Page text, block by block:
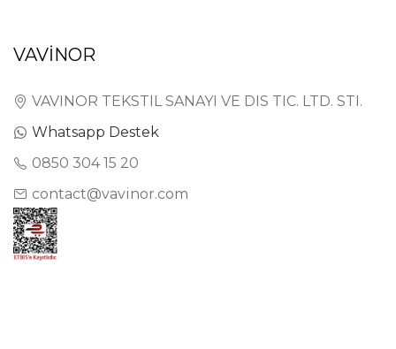
VAVİNOR
VAVINOR TEKSTIL SANAYI VE DIS TIC. LTD. STI.
Whatsapp Destek
0850 304 15 20
contact@vavinor.com